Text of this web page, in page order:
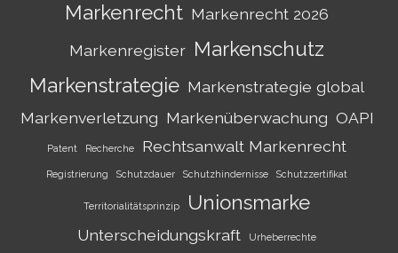
Markenrecht Markenrecht 2026
Markenregister Markenschutz
Markenstrategie Markenstrategie global
Markenverletzung Markenüberwachung OAPI
Patent Recherche Rechtsanwalt Markenrecht
Registrierung Schutzdauer Schutzhindernisse Schutzzertifikat
Territorialitätsprinzip Unionsmarke
Unterscheidungskraft Urheberrechte